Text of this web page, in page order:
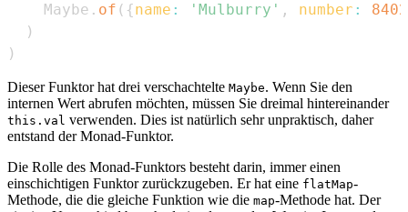
Maybe . of ( {name : 'Mulburry' , number :
8402
)
)
Dieser Funktor hat drei verschachtelte Maybe. Wenn Sie den
internen Wert abrufen möchten, müssen Sie dreimal hintereinander
this.val verwenden. Dies ist natürlich sehr unpraktisch, daher
entstand der Monad-Funktor.
Die Rolle des Monad-Funktors besteht darin, immer einen
einschichtigen Funktor zurückzugeben. Er hat eine flatMap-
Methode, die die gleiche Funktion wie die map-Methode hat. Der